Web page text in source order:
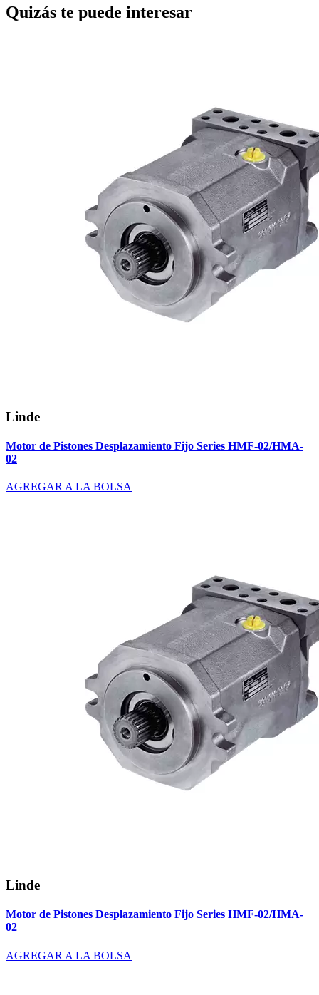
Quizás te puede interesar
Linde
Motor de Pistones Desplazamiento Fijo Series HMF-02/HMA-
02
AGREGAR A LA BOLSA
Linde
Motor de Pistones Desplazamiento Fijo Series HMF-02/HMA-
02
AGREGAR A LA BOLSA